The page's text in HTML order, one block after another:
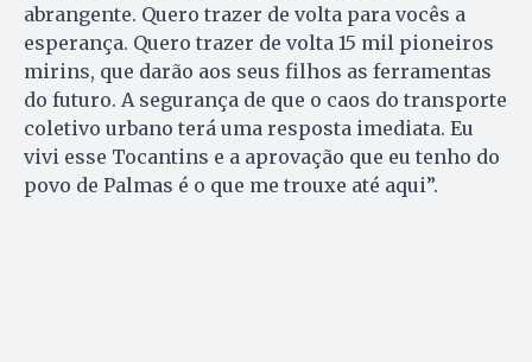
abrangente. Quero trazer de volta para vocês a
esperança. Quero trazer de volta 15 mil pioneiros
mirins, que darão aos seus filhos as ferramentas
do futuro. A segurança de que o caos do transporte
coletivo urbano terá uma resposta imediata. Eu
vivi esse Tocantins e a aprovação que eu tenho do
povo de Palmas é o que me trouxe até aqui”.